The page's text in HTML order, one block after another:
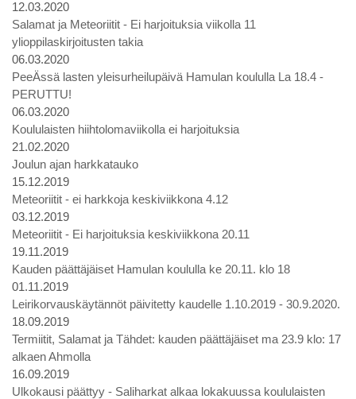
12.03.2020
Salamat ja Meteoriitit - Ei harjoituksia viikolla 11
ylioppilaskirjoitusten takia
06.03.2020
PeeÄssä lasten yleisurheilupäivä Hamulan koululla La 18.4 -
PERUTTU!
06.03.2020
Koululaisten hiihtolomaviikolla ei harjoituksia
21.02.2020
Joulun ajan harkkatauko
15.12.2019
Meteoriitit - ei harkkoja keskiviikkona 4.12
03.12.2019
Meteoriitit - Ei harjoituksia keskiviikkona 20.11
19.11.2019
Kauden päättäjäiset Hamulan koululla ke 20.11. klo 18
01.11.2019
Leirikorvauskäytännöt päivitetty kaudelle 1.10.2019 - 30.9.2020.
18.09.2019
Termiitit, Salamat ja Tähdet: kauden päättäjäiset ma 23.9 klo: 17
alkaen Ahmolla
16.09.2019
Ulkokausi päättyy - Saliharkat alkaa lokakuussa koululaisten